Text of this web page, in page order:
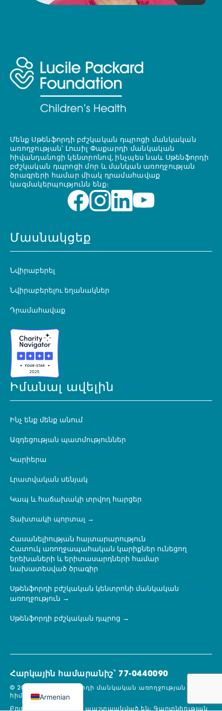
Մենք Սթենֆորդի բժշկական դպրոցի մանկական
առողջության՝ Լուսիլ Փաքարդի մանկական
հիվանդանոցի կենտրոնով, ինչպես նաև Սթենֆորդի
բժշկական դպրոցի մոր և մանկան առողջության
ծրագրերի համար միակ դրամահավաք
կազմակերպությունն ենք։
Մասնակցեք
Նվիրաբերել
Նվիրաբերելու եղանակներ
Դրամահավաք
Իմանալ ավելին
Ինչ ենք մենք անում
Ազդեցության պատմություններ
Կարիերա
Լրատվական սենյակ
Կապ և հաճախակի տրվող հարցեր
Տախտակի պորտալ
Հասանելիության հայտարարություն
Հատուկ առողջապահական կարիքներ ունեցող
երեխաների և երիտասարդների համար
նախատեսված ծրագիր
Սթենֆորդի բժշկական կենտրոնի մանկական
առողջություն
Սթենֆորդի բժշկական դպրոց
Հարկային համարանիշ՝ 77-0440090
© 2026 Լյուսիլ Փաքարդի մանկական առողջության
հիմնադրամ։.
Բոլոր իրավունքները պաշտպանված են։Գաղտնիության
Armenian